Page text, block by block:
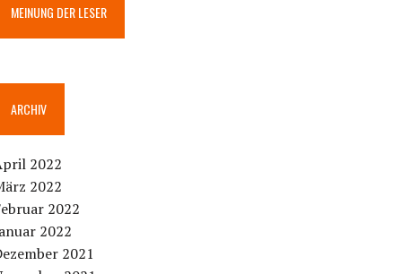
MEINUNG DER LESER
ARCHIV
2022
2022
2022
2022
2021